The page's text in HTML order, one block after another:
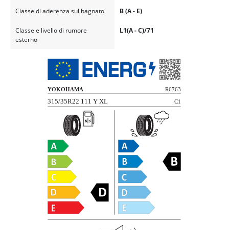
Classe di aderenza sul bagnato B (A - E)
Classe e livello di rumore
esterno
L1(A - C)/71